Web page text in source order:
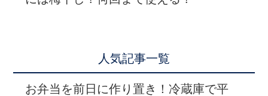
人気記事一覧
お弁当を前日に作り置き！冷蔵庫で平